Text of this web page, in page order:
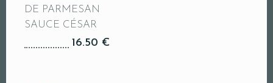
DE PARMESAN
SAUCE CÉSAR
16.50 €